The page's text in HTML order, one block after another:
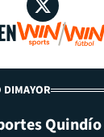
Quindío